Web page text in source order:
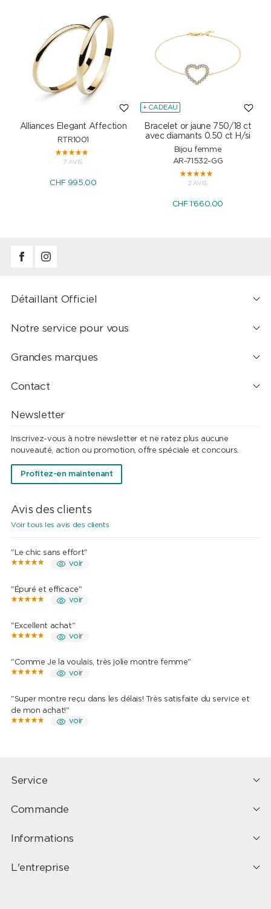
Alliances Elegant Affection
RTR1001
7 AVIS
CHF 995.00
+ CADEAU
Bracelet or jaune 750/18 ct
avec diamants 0.50 ct H/si
Bijou femme
AR-71532-GG
2 AVIS
CHF 1'660.00
Détaillant Officiel
Notre service pour vous
Grandes marques
Contact
Newsletter
Inscrivez-vous à notre newsletter et ne ratez plus aucune
nouveauté, action ou promotion, offre spéciale et concours.
Profitez-en maintenant
Avis des clients
Voir tous les avis des clients
"Le chic sans effort"
voir
"Épuré et efficace"
voir
"Excellent achat"
voir
"Comme Je la voulais, très jolie montre femme"
voir
"Super montre reçu dans les délais! Très satisfaite du service et
de mon achat!"
voir
Service
Commande
Informations
L'entreprise